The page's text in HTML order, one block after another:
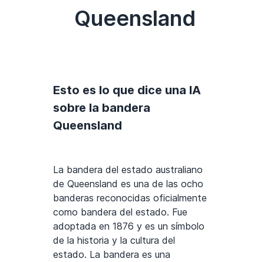
Queensland
Esto es lo que dice una IA
sobre la bandera
Queensland
La bandera del estado australiano
de Queensland es una de las ocho
banderas reconocidas oficialmente
como bandera del estado. Fue
adoptada en 1876 y es un símbolo
de la historia y la cultura del
estado. La bandera es una